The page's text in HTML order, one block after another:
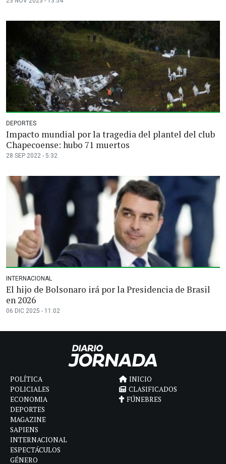
DEPORTES
Impacto mundial por la tragedia del plantel del club
Chapecoense: hubo 71 muertos
28 SEP 2022 - 5:32
INTERNACIONAL
El hijo de Bolsonaro irá por la Presidencia de Brasil
en 2026
06 DIC 2025 - 11:02
POLÍTICA
POLICIALES
ECONOMIA
DEPORTES
MAGAZINE
SAPIENS
INTERNACIONAL
ESPECTÁCULOS
GÉNERO
INICIO
CLASIFICADOS
FÚNEBRES